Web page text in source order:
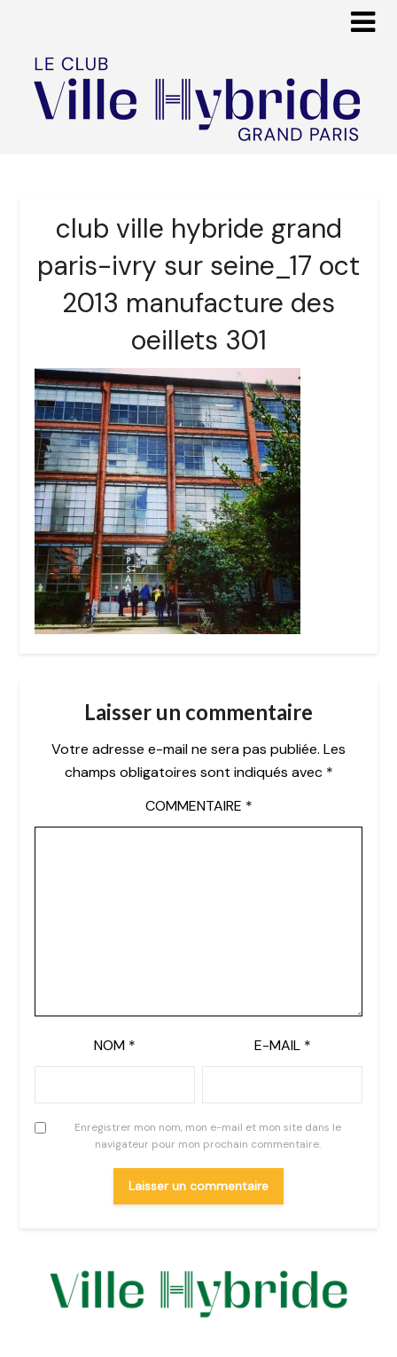
club ville hybride grand
paris-ivry sur seine_17 oct
2013 manufacture des
oeillets 301
Laisser un commentaire
Votre adresse e-mail ne sera pas publiée. Les
champs obligatoires sont indiqués avec *
COMMENTAIRE *
NOM * E-MAIL *
Enregistrer mon nom, mon e-mail et mon site dans le
navigateur pour mon prochain commentaire.